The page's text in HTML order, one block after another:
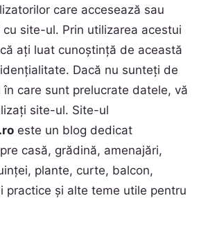
care accesează sau
site-ul. Prin utilizarea acestui
ați luat cunoștință de această
Dacă nu sunteți de
în care sunt prelucrate datele, vă
site-ul. Site-ul
este un blog dedicat
casă, grădină, amenajări,
plante, curte, balcon,
practice și alte teme utile pentru